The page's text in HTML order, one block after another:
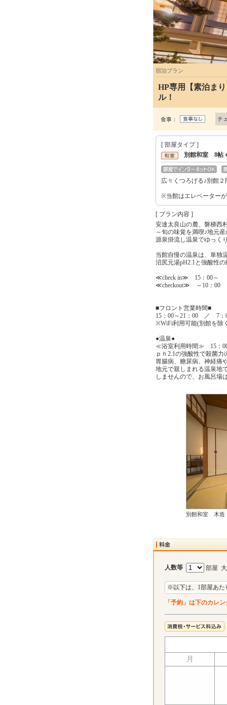
宿泊プラン
HP専用【素泊ま
ル！
食事： チ
[ 部屋タイプ ]
別館和室 8帖
広々くつろげる♪別館
※当館はエレベーター
[ プラン内容 ]
安達太良山の麓、磐梯西
～旬の味覚を満喫♪地元
源泉掛流し温泉でゆっく
当館自慢の温泉は、単独
沼尻元湯pH2.1と強酸性
≪check in≫ 15：00～
≪checkout≫ ～10：00
■フロント営業時間■
15：00～21：00 ／ 7：
※WiFi利用可能(別館を除
●温泉●
≪浴室利用時間≫ 15：
ｐｈ2.1の強酸性で殺菌
胃腸病、糖尿病、神経痛
地元で親しまれる温泉地
しませんので、お風呂場
別館和室 木造
人数等 部屋
※以下は、1部屋あ
「予約」は下のカレ
月